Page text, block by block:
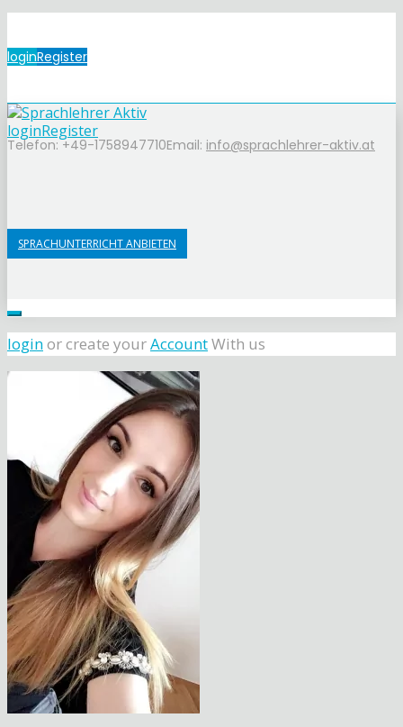
loginRegister
Telefon: +49-1758947710Email: info@sprachlehrer-aktiv.at
loginRegister
SPRACHUNTERRICHT ANBIETEN
loginor create yourAccountWith us